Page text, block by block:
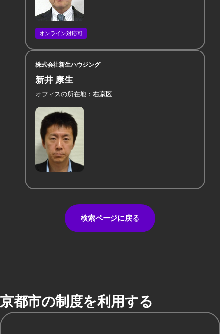
オンライン対応可
株式会社新生ハウジング
新井 康生
オフィスの所在地 右京区
検索ページに戻る
京都市の制度を利用する